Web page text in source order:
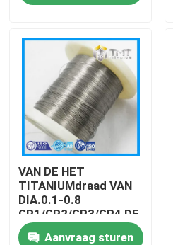
Thuis
Producten
Videos
Over ons
Fabrieksreis
VAN DE HET
TITANIUMdraad VAN
DIA.0.1-0.8
GR1/GR2/GR3/GR4 DE
VORM VAN SPOEL
Aanvraag sturen